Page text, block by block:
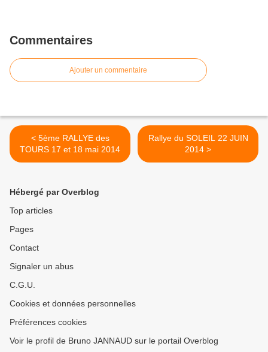
Commentaires
Ajouter un commentaire
< 5ème RALLYE des
TOURS 17 et 18 mai 2014
Rallye du SOLEIL 22 JUIN
2014 >
Hébergé par Overblog
Top articles
Pages
Contact
Signaler un abus
C.G.U.
Cookies et données personnelles
Préférences cookies
Voir le profil de Bruno JANNAUD sur le portail Overblog